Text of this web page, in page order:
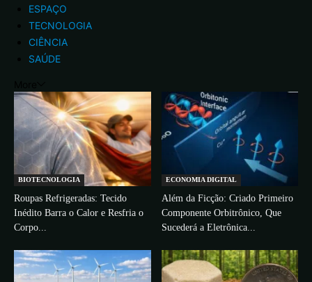
ESPAÇO
TECNOLOGIA
CIÊNCIA
SAÚDE
BIOTECNOLOGIA
Roupas Refrigeradas: Tecido
Inédito Barra o Calor e Resfria o
Corpo...
ECONOMIA DIGITAL
Além da Ficção: Criado Primeiro
Componente Orbitrônico, Que
Sucederá a Eletrônica...